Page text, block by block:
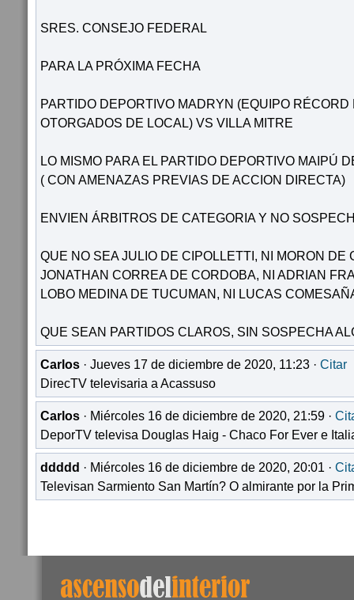
SRES. CONSEJO FEDERAL
PARA LA PRÓXIMA FECHA
PARTIDO DEPORTIVO MADRYN (EQUIPO RÉCORD
OTORGADOS DE LOCAL) VS VILLA MITRE
LO MISMO PARA EL PARTIDO DEPORTIVO MAIPÚ
( CON AMENAZAS PREVIAS DE ACCION DIRECTA)
ENVIEN ÁRBITROS DE CATEGORIA Y NO
QUE NO SEA JULIO DE CIPOLLETTI, NI MORON DE
JONATHAN CORREA DE CORDOBA, NI ADRIAN
LOBO MEDINA DE TUCUMAN, NI LUCAS
QUE SEAN PARTIDOS CLAROS, SIN SOSPECHA
Carlos · Jueves 17 de diciembre de 2020, 11:23 · Citar
DirecTV televisaria a Acassuso
Carlos · Miércoles 16 de diciembre de 2020, 21:59 ·
DeporTV televisa Douglas Haig - Chaco For Ever e
ddddd · Miércoles 16 de diciembre de 2020, 20:01 ·
Televisan Sarmiento San Martín? O almirante por la